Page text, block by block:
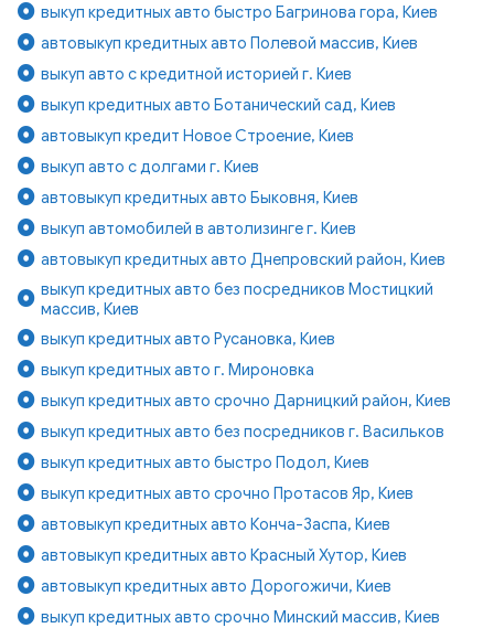
выкуп кредитных авто быстро Багринова гора, Киев
автовыкуп кредитных авто Полевой массив, Киев
выкуп авто с кредитной историей г. Киев
выкуп кредитных авто Ботанический сад, Киев
автовыкуп кредит Новое Строение, Киев
выкуп авто с долгами г. Киев
автовыкуп кредитных авто Быковня, Киев
выкуп автомобилей в автолизинге г. Киев
автовыкуп кредитных авто Днепровский район, Киев
выкуп кредитных авто без посредников Мостицкий
массив, Киев
выкуп кредитных авто Русановка, Киев
выкуп кредитных авто г. Мироновка
выкуп кредитных авто срочно Дарницкий район, Киев
выкуп кредитных авто без посредников г. Васильков
выкуп кредитных авто быстро Подол, Киев
выкуп кредитных авто срочно Протасов Яр, Киев
автовыкуп кредитных авто Конча-Заспа, Киев
автовыкуп кредитных авто Красный Хутор, Киев
автовыкуп кредитных авто Дорогожичи, Киев
выкуп кредитных авто срочно Минский массив, Киев